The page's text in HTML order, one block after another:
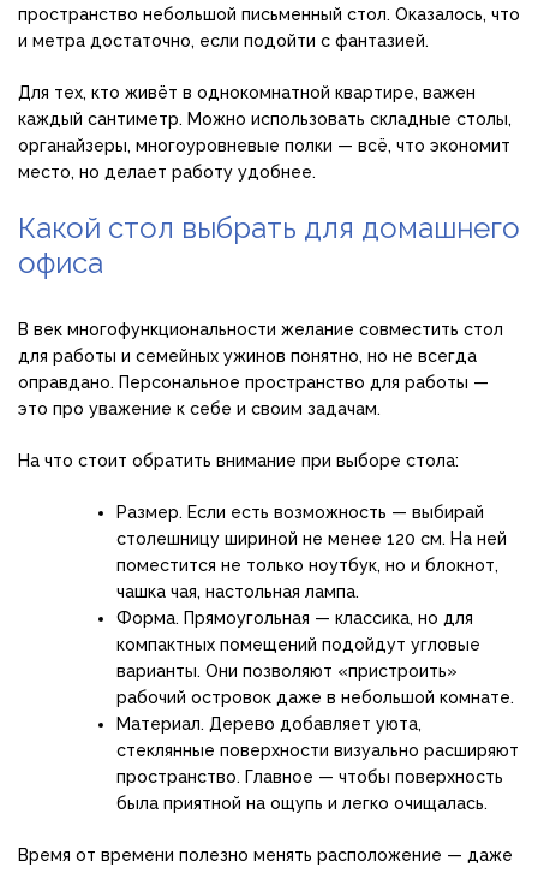
пространство небольшой письменный стол. Оказалось, что
и метра достаточно, если подойти с фантазией.
Для тех, кто живёт в однокомнатной квартире, важен
каждый сантиметр. Можно использовать складные столы,
органайзеры, многоуровневые полки — всё, что экономит
место, но делает работу удобнее.
Какой стол выбрать для домашнего
офиса
В век многофункциональности желание совместить стол
для работы и семейных ужинов понятно, но не всегда
оправдано. Персональное пространство для работы —
это про уважение к себе и своим задачам.
На что стоит обратить внимание при выборе стола:
Размер. Если есть возможность — выбирай
столешницу шириной не менее 120 см. На ней
поместится не только ноутбук, но и блокнот,
чашка чая, настольная лампа.
Форма. Прямоугольная — классика, но для
компактных помещений подойдут угловые
варианты. Они позволяют «пристроить»
рабочий островок даже в небольшой комнате.
Материал. Дерево добавляет уюта,
стеклянные поверхности визуально расширяют
пространство. Главное — чтобы поверхность
была приятной на ощупь и легко очищалась.
Время от времени полезно менять расположение — даже